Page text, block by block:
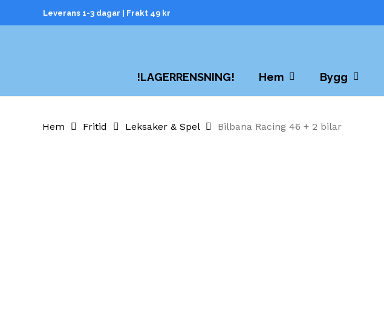
Leverans 1-3 dagar | Frakt 49 kr
!LAGERRENSNING! Hem Bygg
Hem Fritid Leksaker & Spel Bilbana Racing 46 + 2 bilar